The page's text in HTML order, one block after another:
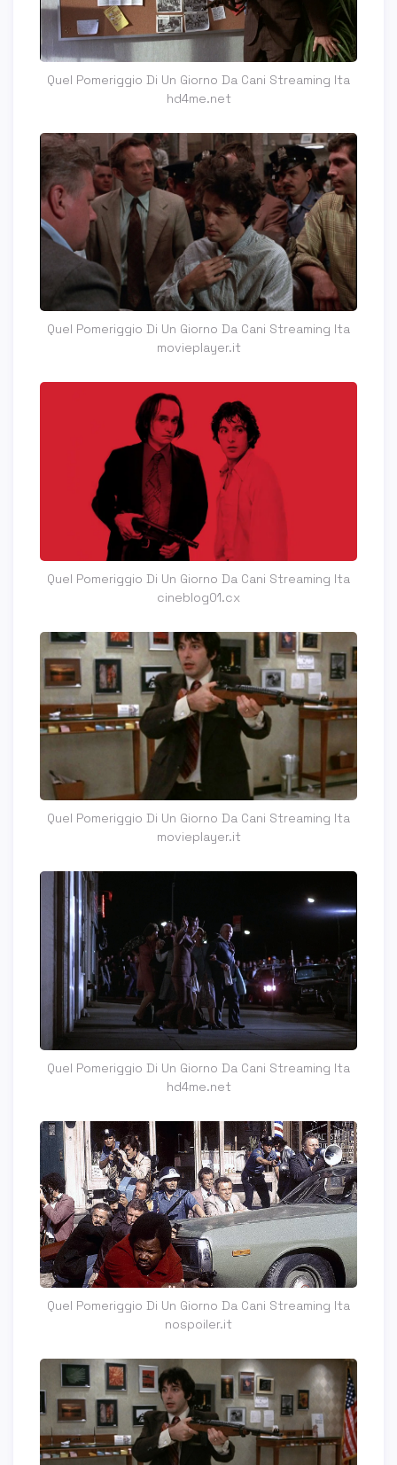
Quel Pomeriggio Di Un Giorno Da Cani Streaming Ita
hd4me.net
Quel Pomeriggio Di Un Giorno Da Cani Streaming Ita
movieplayer.it
Quel Pomeriggio Di Un Giorno Da Cani Streaming Ita
cineblog01.cx
Quel Pomeriggio Di Un Giorno Da Cani Streaming Ita
movieplayer.it
Quel Pomeriggio Di Un Giorno Da Cani Streaming Ita
hd4me.net
Quel Pomeriggio Di Un Giorno Da Cani Streaming Ita
nospoiler.it